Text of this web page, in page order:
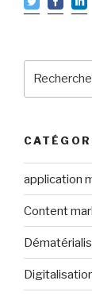
application
Content